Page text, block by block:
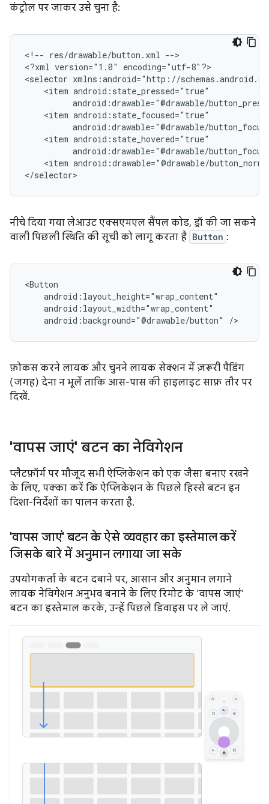
कंट्रोल पर जाकर उसे चुना है:
<!-- res/drawable/button.xml -->
<?xml version="1.0"
encoding="utf-8"?>
<selector
<item
android:drawable="@drawable/
<item
android:drawable="@drawable/
<item
android:drawable="@drawable/
<item android:drawable="@drawable/
नीचे दिया गया लेआउट एक्सएमएल सैंपल कोड, ड्रॉ की जा सकने
वाली पिछली स्थिति की सूची को लागू करता है Button :
android:background="@drawable/button"
फ़ोकस करने लायक और चुनने लायक सेक्शन में ज़रूरी पैडिंग
(जगह) देना न भूलें ताकि आस-पास की हाइलाइट साफ़ तौर पर
दिखें.
'वापस जाएं' बटन का नेविगेशन
प्लैटफ़ॉर्म पर मौजूद सभी ऐप्लिकेशन को एक जैसा बनाए रखने
के लिए, पक्का करें कि ऐप्लिकेशन के पिछले हिस्से बटन इन
दिशा-निर्देशों का पालन करता है.
'वापस जाएं' बटन के ऐसे व्यवहार का इस्तेमाल करें
जिसके बारे में अनुमान लगाया जा सके
उपयोगकर्ता के बटन दबाने पर, आसान और अनुमान लगाने
लायक नेविगेशन अनुभव बनाने के लिए रिमोट के 'वापस जाएं'
बटन का इस्तेमाल करके, उन्हें पिछले डिवाइस पर ले जाएं.